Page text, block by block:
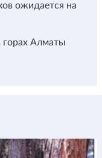
ожидается на
горах Алматы